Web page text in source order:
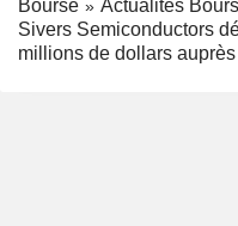
Bourse
Actualités
Sivers Semiconductors
millions de dollars